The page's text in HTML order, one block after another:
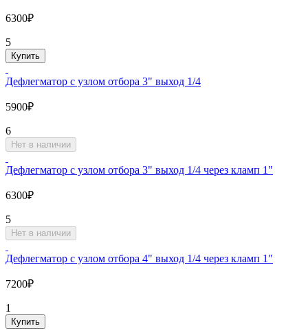
6300₽
5
Купить
Дефлегматор с узлом отбора 3" выход 1/4
5900₽
6
Нет в наличии
Дефлегматор с узлом отбора 3" выход 1/4 через кламп 1"
6300₽
5
Нет в наличии
Дефлегматор с узлом отбора 4" выход 1/4 через кламп 1"
7200₽
1
Купить